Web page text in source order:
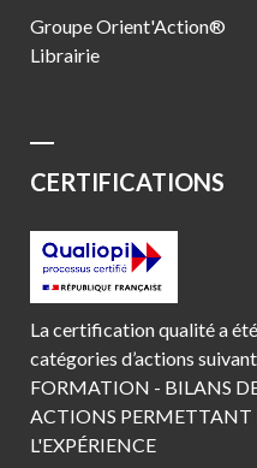
Groupe Orient'Action®
Librairie
CERTIFICATIONS
La certification qualité a
catégories d’actions
FORMATION - BILANS
ACTIONS PERMETTANT
L'EXPÉRIENCE